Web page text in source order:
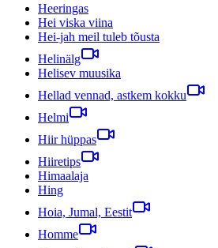
Heeringas
Hei viska viina
Hei-jah meil tuleb tõusta
Helinälg
Helisev muusika
Hellad vennad, astkem kokku
Helmi
Hiir hüppas
Hiiretips
Himaalaja
Hing
Hoia, Jumal, Eestit
Homme